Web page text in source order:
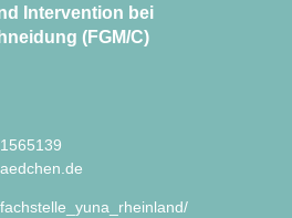
Intervention bei
(FGM/C)